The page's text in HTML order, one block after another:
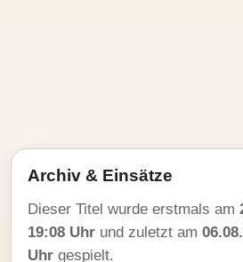
Archiv & Einsätze
Dieser Titel wurde erstmals am
19:08 Uhr und zuletzt am
Uhr gespielt.